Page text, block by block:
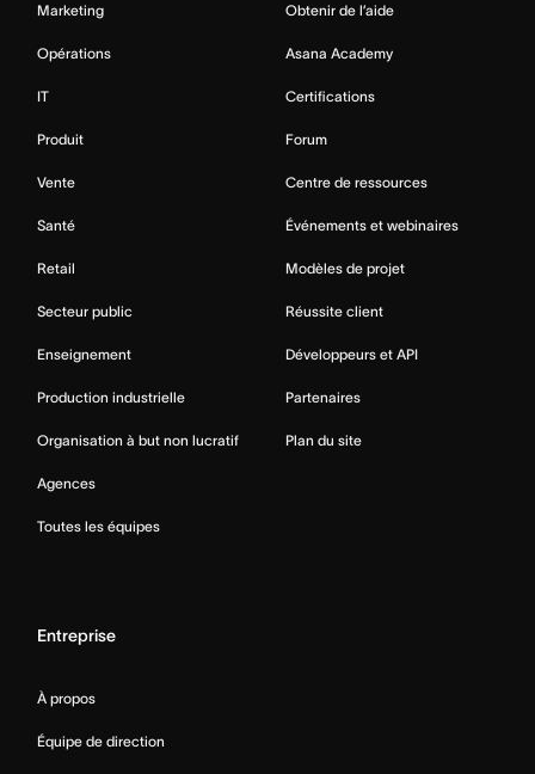
Marketing
Opérations
IT
Produit
Vente
Santé
Retail
Secteur public
Enseignement
Production industrielle
Organisation à but non lucratif
Agences
Toutes les équipes
Obtenir de l’aide
Asana Academy
Certifications
Forum
Centre de ressources
Événements et webinaires
Modèles de projet
Réussite client
Développeurs et API
Partenaires
Plan du site
Entreprise
À propos
Équipe de direction